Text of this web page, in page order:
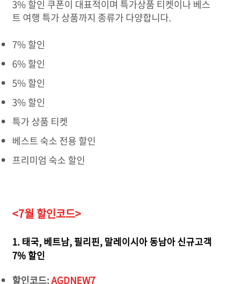
3% 할인 쿠폰이 대표적이며 특가상품 티켓이나 베스
트 여행 특가 상품까지 종류가 다양합니다.
7% 할인
6% 할인
5% 할인
3% 할인
특가 상품 티켓
베스트 숙소 전용 할인
프리미엄 숙소 할인
<7월 할인코드>
1. 태국, 베트남, 필리핀, 말레이시아 동남아 신규고객
7% 할인
할인코드:AGDNEW7